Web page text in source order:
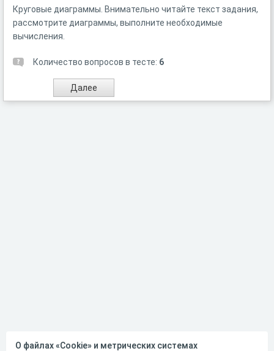
Круговые диаграммы. Внимательно читайте текст задания,
рассмотрите диаграммы, выполните необходимые
вычисления.
Количество вопросов в тесте: 6
О файлах «Cookie» и метрических системах